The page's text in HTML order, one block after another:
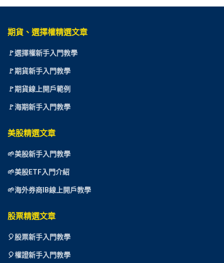
期貨、選擇權精選文章
🚩選擇權新手入門教學
🚩期貨新手入門教學
🚩期貨線上開戶範例
🚩海期新手入門教學
美股精選文章
🌱美股新手入門教學
🌱美股ETF入門介紹
🌱海外券商IB線上開戶教學
股票精選文章
🎈股票新手入門教學
🎈權證新手入門教學